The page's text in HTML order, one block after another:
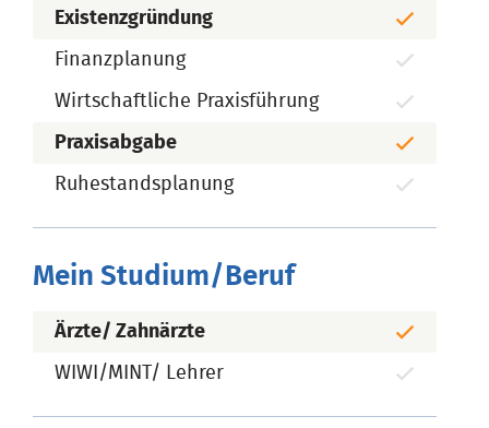
Existenzgründung
Finanzplanung
Wirtschaftliche Praxisführung
Praxisabgabe
Ruhestandsplanung
Mein Studium/Beruf
Ärzte/ Zahnärzte
WIWI/MINT/ Lehrer